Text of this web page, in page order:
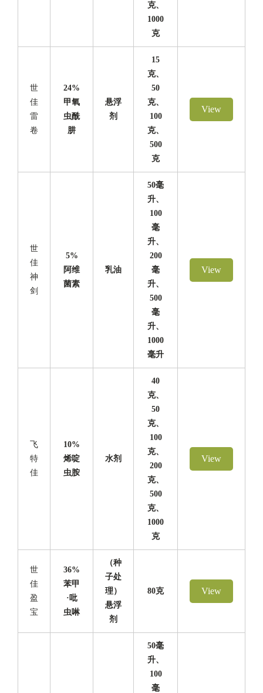
克、
1000
克
世
佳
雷
卷
24%
甲氧
虫酰
肼
悬浮
剂
15
克、
50
克、
100
克、
500
克
View
世
佳
神
剑
5%
阿维
菌素
乳油
50毫
升、
100
毫
升、
200
毫
升、
500
毫
升、
1000
毫升
View
飞
特
佳
10%
烯啶
虫胺
水剂
40
克、
50
克、
100
克、
200
克、
500
克、
1000
克
View
世
佳
盈
宝
36%
苯甲
·吡
虫啉
（种
子处
理）
悬浮
剂
80克 View
50毫
升、
100
毫